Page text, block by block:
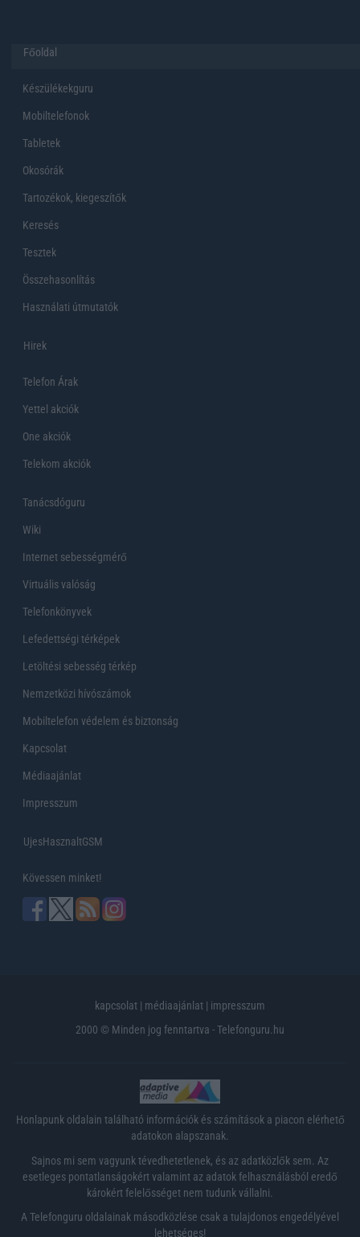
Főoldal
Készülékekguru
Mobiltelefonok
Tabletek
Okosórák
Tartozékok, kiegeszítők
Keresés
Tesztek
Összehasonlítás
Használati útmutatók
Hirek
Telefon Árak
Yettel akciók
One akciók
Telekom akciók
Tanácsdóguru
Wiki
Internet sebességmérő
Virtuális valóság
Telefonkönyvek
Lefedettségi térképek
Letöltési sebesség térkép
Nemzetközi hívószámok
Mobiltelefon védelem és biztonság
Kapcsolat
Médiaajánlat
Impresszum
UjesHasznaltGSM
Kövessen minket!
kapcsolat | médiaajánlat | impresszum
2000 © Minden jog fenntartva - Telefonguru.hu
Honlapunk oldalain található információk és számítások a piacon elérhető
adatokon alapszanak.
Sajnos mi sem vagyunk tévedhetetlenek, és az adatközlők sem. Az
esetleges pontatlanságokért valamint az adatok felhasználásból eredő
károkért felelősséget nem tudunk vállalni.
A Telefonguru oldalainak másodközlése csak a tulajdonos engedélyével
lehetséges!